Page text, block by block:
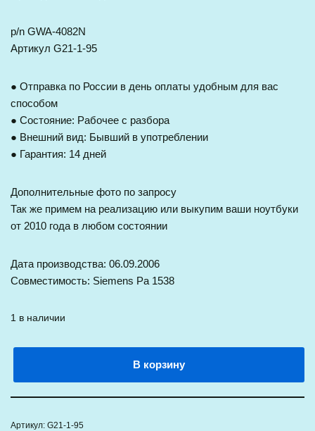
p/n GWA-4082N
Артикул G21-1-95
● Отправка по России в день оплаты удобным для вас
способом
● Состояние: Рабочее с разбора
● Внешний вид: Бывший в употреблении
● Гарантия: 14 дней
Дополнительные фото по запросу
Так же примем на реализацию или выкупим ваши ноутбуки
от 2010 года в любом состоянии
Дата производства: 06.09.2006
Совместимость: Siemens Pa 1538
1 в наличии
В корзину
Артикул: G21-1-95